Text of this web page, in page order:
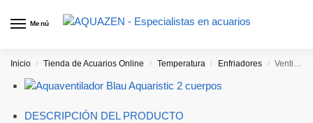
Menú
Inicio / Tienda de Acuarios Online / Temperatura / Enfriadores / Ventilador 2 cuerpos
DESCRIPCIÓN DEL PRODUCTO